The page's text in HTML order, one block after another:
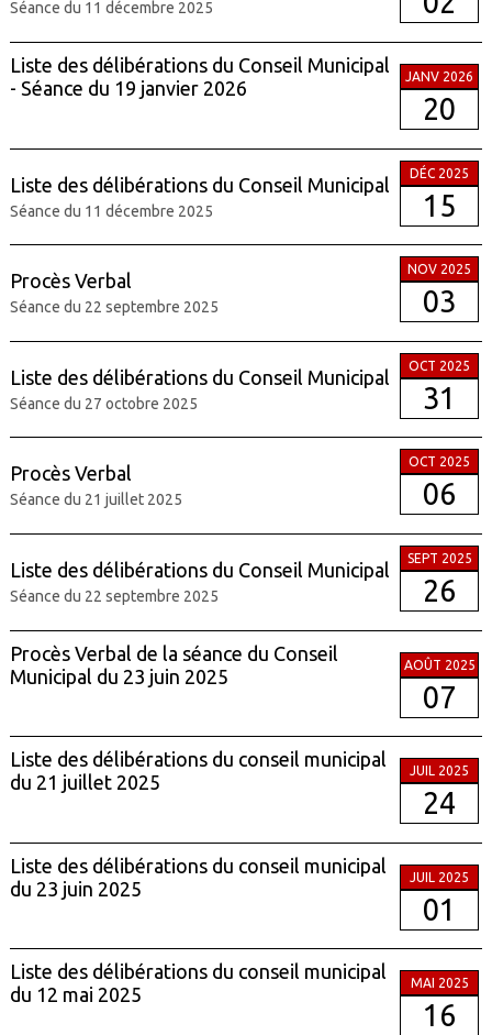
Séance du 11 décembre 2025
Liste des délibérations du Conseil Municipal
- Séance du 19 janvier 2026
JANV 2026
20
Liste des délibérations du Conseil Municipal
Séance du 11 décembre 2025
DÉC 2025
15
Procès Verbal
Séance du 22 septembre 2025
NOV 2025
03
Liste des délibérations du Conseil Municipal
Séance du 27 octobre 2025
OCT 2025
31
Procès Verbal
Séance du 21 juillet 2025
OCT 2025
06
Liste des délibérations du Conseil Municipal
Séance du 22 septembre 2025
SEPT 2025
26
Procès Verbal de la séance du Conseil
Municipal du 23 juin 2025
AOÛT 2025
07
Liste des délibérations du conseil municipal
du 21 juillet 2025
JUIL 2025
24
Liste des délibérations du conseil municipal
du 23 juin 2025
JUIL 2025
01
Liste des délibérations du conseil municipal
du 12 mai 2025
MAI 2025
16